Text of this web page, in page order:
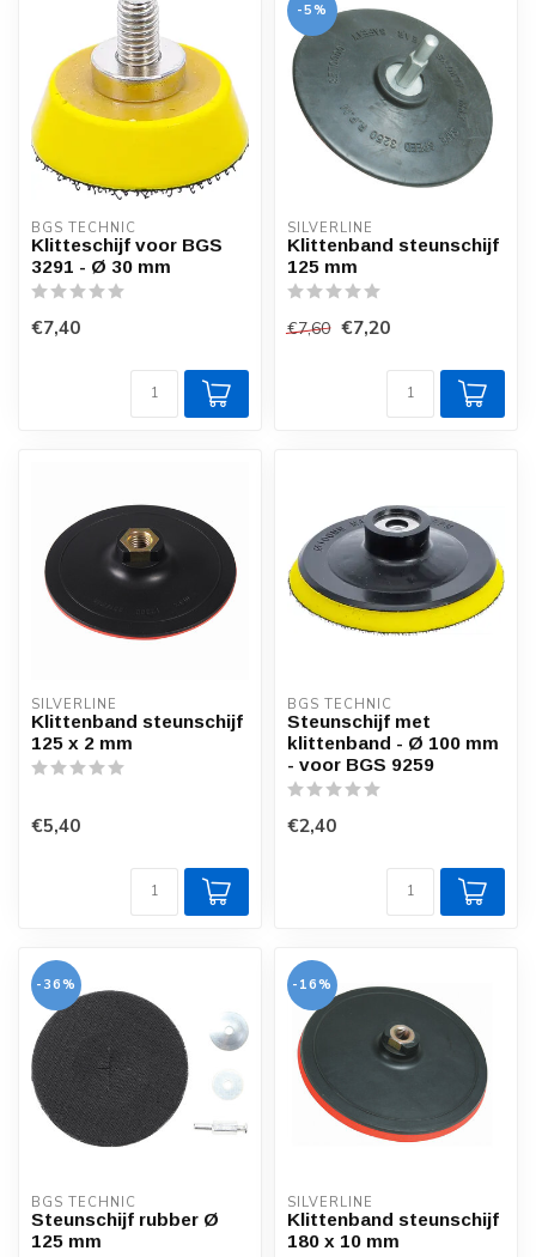
BGS TECHNIC
Klitteschijf voor BGS
3291 - Ø 30 mm
€7,40
-5%
SILVERLINE
Klittenband steunschijf
125 mm
€7,60 €7,20
SILVERLINE
Klittenband steunschijf
125 x 2 mm
€5,40
BGS TECHNIC
Steunschijf met
klittenband - Ø 100 mm
- voor BGS 9259
€2,40
-36%
BGS TECHNIC
Steunschijf rubber Ø
125 mm
-16%
SILVERLINE
Klittenband steunschijf
180 x 10 mm